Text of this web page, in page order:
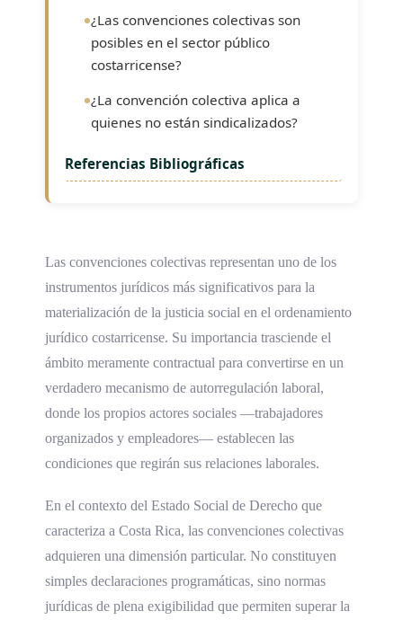
¿Las convenciones colectivas son
posibles en el sector público
costarricense?
¿La convención colectiva aplica a
quienes no están sindicalizados?
Referencias Bibliográficas
Las convenciones colectivas representan uno de los
instrumentos jurídicos más significativos para la
materialización de la justicia social en el ordenamiento
jurídico costarricense. Su importancia trasciende el
ámbito meramente contractual para convertirse en un
verdadero mecanismo de autorregulación laboral,
donde los propios actores sociales —trabajadores
organizados y empleadores— establecen las
condiciones que regirán sus relaciones laborales.
En el contexto del Estado Social de Derecho que
caracteriza a Costa Rica, las convenciones colectivas
adquieren una dimensión particular. No constituyen
simples declaraciones programáticas, sino normas
jurídicas de plena exigibilidad que permiten superar la